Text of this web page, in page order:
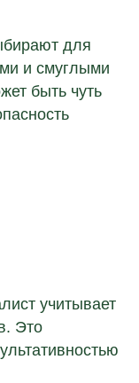
для
и смуглыми
быть чуть
учитывает
Это